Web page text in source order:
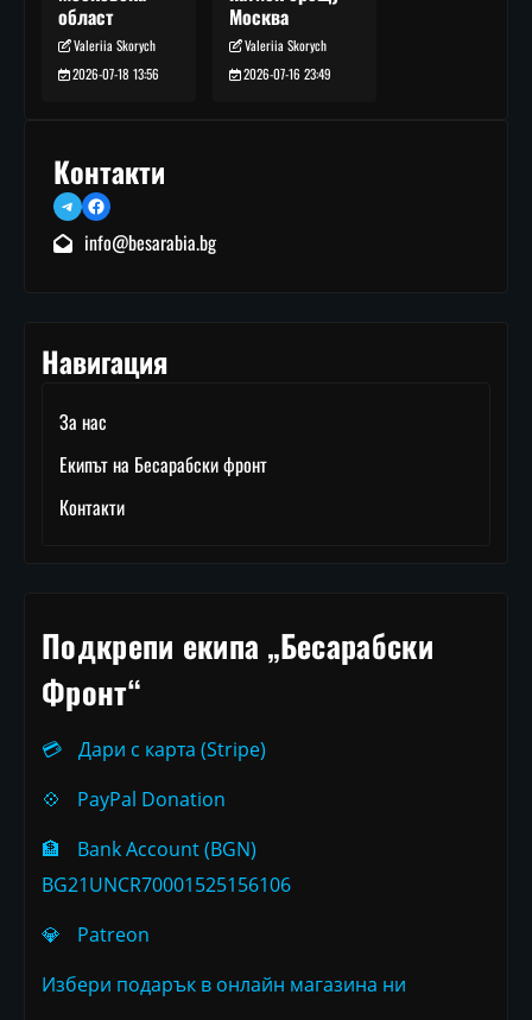
област
Valeriia Skorych
2026-07-18 13:56
Москва
Valeriia Skorych
2026-07-16 23:49
Контакти
TelegramFacebook
info@besarabia.bg
Навигация
За нас
Екипът на Бесарабски фронт
Контакти
Подкрепи екипа „Бесарабски
Фронт“
💳
Дари с карта (Stripe)
💠
PayPal Donation
🏦
Bank Account (BGN)
BG21UNCR70001525156106
💎
Patreon
Избери подарък в онлайн магазина ни